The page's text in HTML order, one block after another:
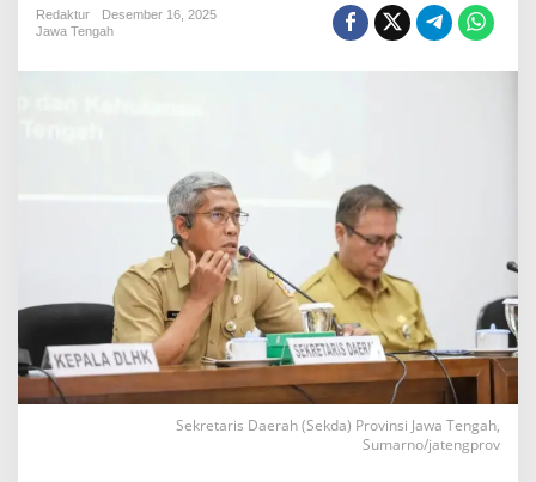
t
e
n
g
C
a
p
a
i
3
1
7
.
6
2
Redaktur
Desember 16, 2025
Jawa Tengah
Sekretaris Daerah (Sekda) Provinsi Jawa Tengah,
Sumarno/jatengprov